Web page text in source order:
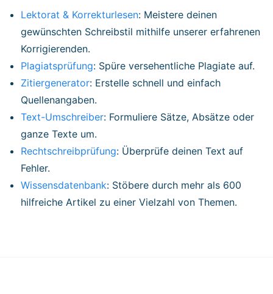
Lektorat & Korrekturlesen: Meistere deinen
gewünschten Schreibstil mithilfe unserer erfahrenen
Korrigierenden.
Plagiatsprüfung: Spüre versehentliche Plagiate auf.
Zitiergenerator: Erstelle schnell und einfach
Quellenangaben.
Text-Umschreiber: Formuliere Sätze, Absätze oder
ganze Texte um.
Rechtschreibprüfung: Überprüfe deinen Text auf
Fehler.
Wissensdatenbank: Stöbere durch mehr als 600
hilfreiche Artikel zu einer Vielzahl von Themen.